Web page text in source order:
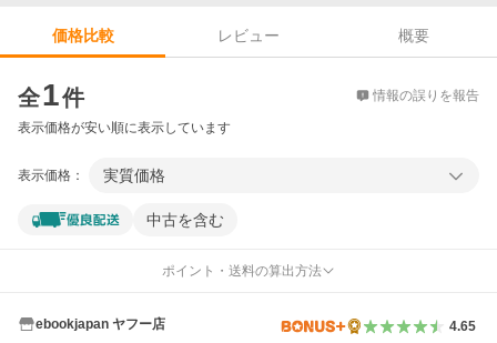
価格比較 レビュー
概要
全1件 情報の誤りを報告
表示価格が安い順に表示しています
表示価格： 実質価格
中古を含む
ポイント・送料の算出方法
ebookjapan ヤフー店 4.65